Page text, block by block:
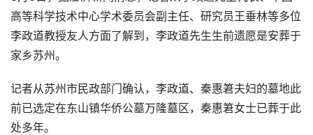
高等科学技术中心学术委员会副主任、研究员王垂林等多位
李政道教授友人方面了解到，李政道先生生前遗愿是安葬于
家乡苏州。
记者从苏州市民政部门确认，李政道、秦惠䇹夫妇的墓地此
前已选定在东山镇华侨公墓万隆墓区，秦惠䇹女士已葬于此
处多年。